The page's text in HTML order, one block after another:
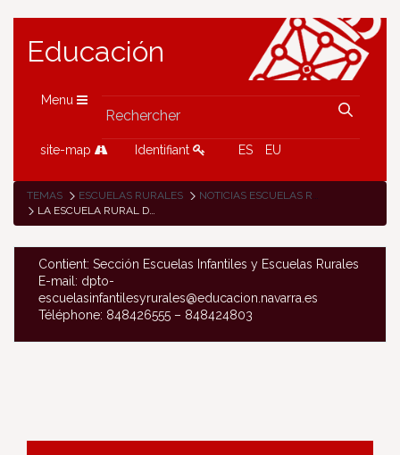
Educación
Menu
site-map Identifiant ES EU
TEMAS ESCUELAS RURALES
NOTICIAS ESCUELAS RURALES
LA ESCUELA RURAL DE RONCAL CIERRA EL CICLO DE SESIONES FORMATIVAS DE ACOGIDA AL PROFESORADO DE ESCUELAS RURALES
Contient: Sección Escuelas Infantiles y Escuelas Rurales
E-mail: dpto-
escuelasinfantilesyrurales@educacion.navarra.es
Téléphone: 848426555 – 848424803